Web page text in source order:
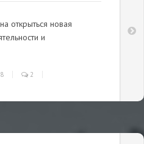
открыться новая
и
2